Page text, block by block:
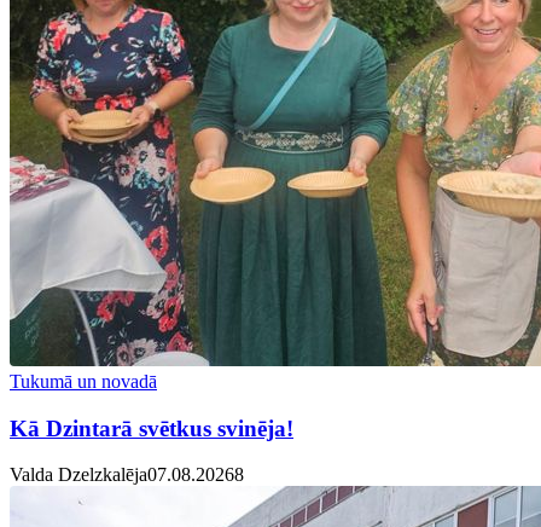
Tukumā un novadā
Kā Dzintarā svētkus svinēja!
Valda Dzelzkalēja07.08.20268